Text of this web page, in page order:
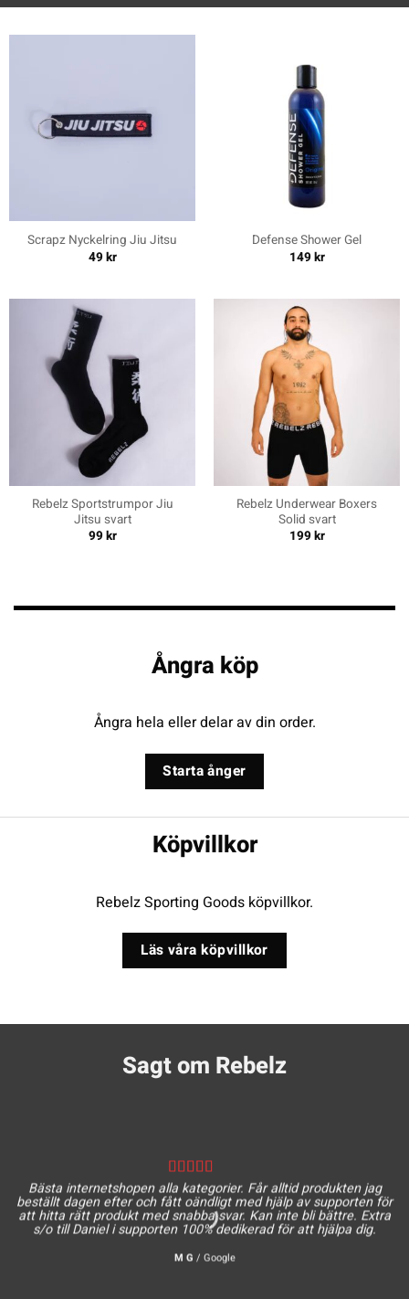
Scrapz Nyckelring Jiu Jitsu
49kr
Defense Shower Gel
149kr
Rebelz Sportstrumpor Jiu
Jitsu svart
99kr
Rebelz Underwear Boxers
Solid svart
199kr
Ångra köp
Ångra hela eller delar av din order.
Starta ånger
Köpvillkor
Rebelz Sporting Goods köpvillkor.
Läs våra köpvillkor
Sagt om Rebelz
Bästa internetshopen alla kategorier. Får alltid produkten jag
beställt dagen efter och fått oändligt med hjälp av supporten för
att hitta rätt produkt med snabba svar. Kan inte bli bättre. Extra
s/o till Daniel i supporten 100% dedikerad för att hjälpa dig.
M G / Google